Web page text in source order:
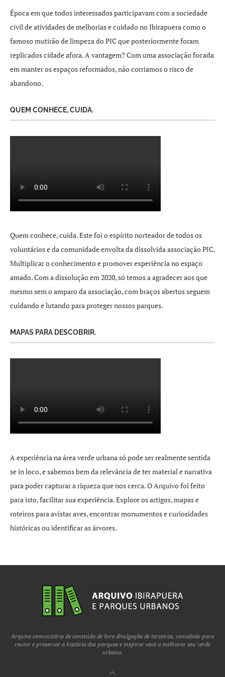
Época em que todos interessados participavam com a sociedade
civil de atividades de melhorias e cuidado no Ibirapuera como o
famoso mutirão de limpeza do PIC que posteriormente foram
replicados cidade afora. A vantagem? Com uma associação focada
em manter os espaços reformados, não corriamos o risco de
abandono.
QUEM CONHECE, CUIDA.
Quem conhece, cuida. Este foi o espírito norteador de todos os
voluntários e da comunidade envolta da dissolvida associação PIC.
Multiplicar o conhecimento e promover experiência no espaço
amado. Com a dissolução em 2020, só temos a agradecer aos que
mesmo sem o amparo da associação, com braços abertos seguem
cuidando e lutando para proteger nossos parques.
MAPAS PARA DESCOBRIR.
A experiência na área verde urbana só pode ser realmente sentida
se in loco, e sabemos bem da relevância de ter material e narrativa
para poder capturar a riqueza que nos cerca. O Arquivo foi feito
para isto, facilitar sua experiência. Explore os artigos, mapas e
roteiros para avistar aves, encontrar monumentos e curiosidades
históricas ou identificar as árvores.
Arquivo comunitário de conteúdo de livre divulgação de terceiros, concebido para
reunir e preservar a história dos parques e inspirar você a melhorar seu verde
urbano.